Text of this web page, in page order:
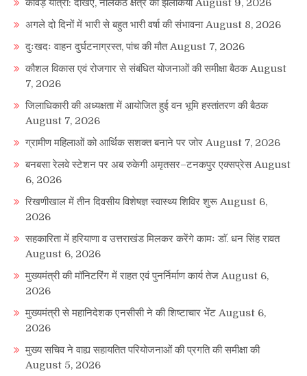
कांवड़ यात्रा: देखिए, नीलकंठ क्षेत्र की झलकियां August 9, 2026
अगले दो दिनों में भारी से बहुत भारी वर्षा की संभावना August 8, 2026
दुःखदः वाहन दुर्घटनाग्रस्त, पांच की मौत August 7, 2026
कौशल विकास एवं रोजगार से संबंधित योजनाओं की समीक्षा बैठक August
7, 2026
जिलाधिकारी की अध्यक्षता में आयोजित हुई वन भूमि हस्तांतरण की बैठक
August 7, 2026
ग्रामीण महिलाओं को आर्थिक सशक्त बनाने पर जोर August 7, 2026
बनबसा रेलवे स्टेशन पर अब रुकेगी अमृतसर–टनकपुर एक्सप्रेस August
6, 2026
रिखणीखाल में तीन दिवसीय विशेषज्ञ स्वास्थ्य शिविर शुरू August 6,
2026
सहकारिता में हरियाणा व उत्तराखंड मिलकर करेंगे कामः डाॅ. धन सिंह रावत
August 6, 2026
मुख्यमंत्री की मॉनिटरिंग में राहत एवं पुनर्निर्माण कार्य तेज August 6,
2026
मुख्यमंत्री से महानिदेशक एनसीसी ने की शिष्टाचार भेंट August 6,
2026
मुख्य सचिव ने वाह्य सहायतित परियोजनाओं की प्रगति की समीक्षा की
August 5, 2026